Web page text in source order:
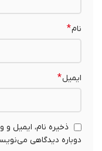
ایمیل*
ذخیره نام، ایمیل و
دوباره دیدگاهی می‌نویسم.